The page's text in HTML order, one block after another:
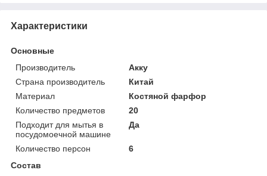
Характеристики
Основные
Производитель
Акку
Страна производитель
Китай
Материал
Костяной фарфор
Количество предметов
20
Подходит для мытья в
посудомоечной машине
Да
Количество персон
6
Состав